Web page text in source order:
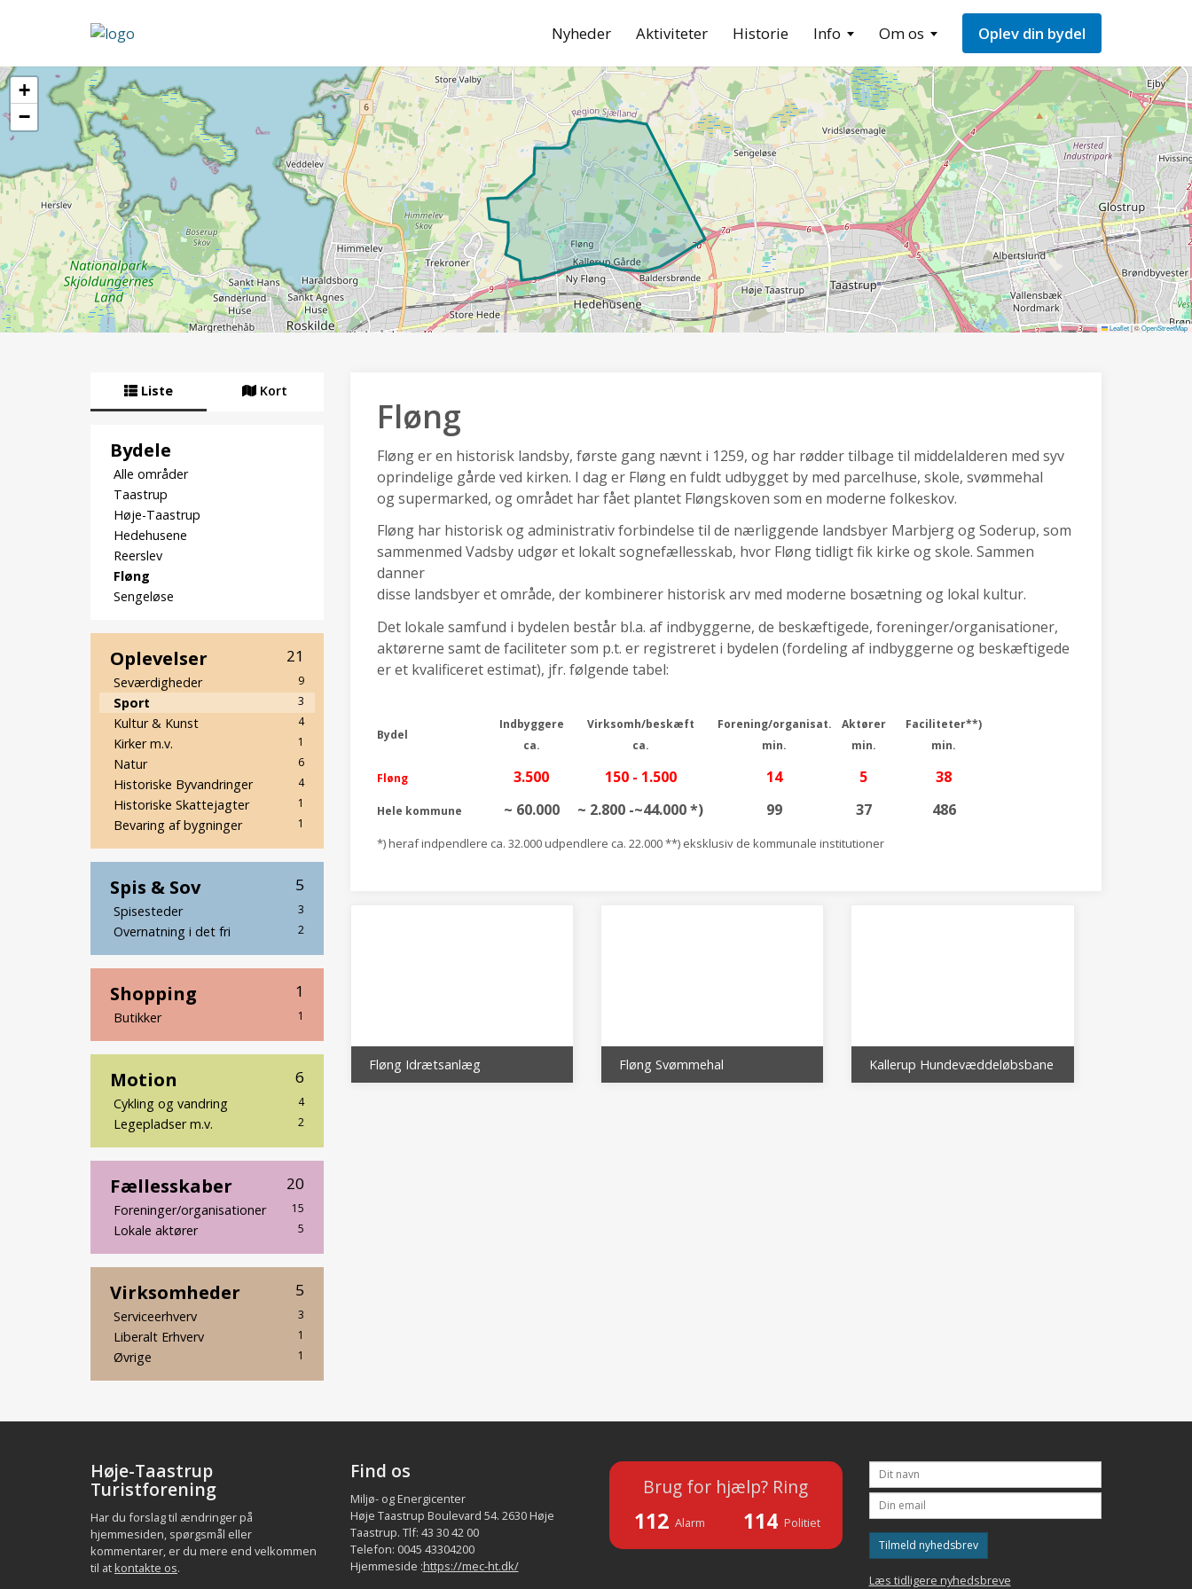
Nyheder Aktiviteter Historie Info Om os Oplev din bydel
+
−
Leaflet|©OpenStreetMap
Liste Kort
Bydele
Alle områder
Taastrup
Høje-Taastrup
Hedehusene
Reerslev
Fløng
Sengeløse
21
Oplevelser
9
Seværdigheder
3
Sport
4
Kultur & Kunst
1
Kirker m.v.
6
Natur
4
Historiske Byvandringer
1
Historiske Skattejagter
1
Bevaring af bygninger
5
Spis & Sov
3
Spisesteder
2
Overnatning i det fri
1
Shopping
1
Butikker
6
Motion
4
Cykling og vandring
2
Legepladser m.v.
20
Fællesskaber
15
Foreninger/organisationer
5
Lokale aktører
5
Virksomheder
3
Serviceerhverv
1
Liberalt Erhverv
1
Øvrige
Fløng
Fløng er en historisk landsby, første gang nævnt i 1259, og har rødder tilbage til middelalderen med syv
oprindelige gårde ved kirken. I dag er Fløng en fuldt udbygget by med parcelhuse, skole, svømmehal
og supermarked, og området har fået plantet Fløngskoven som en moderne folkeskov.
Fløng har historisk og administrativ forbindelse til de nærliggende landsbyer Marbjerg og Soderup, som
sammenmed Vadsby udgør et lokalt sognefællesskab, hvor Fløng tidligt fik kirke og skole. Sammen
danner
disse landsbyer et område, der kombinerer historisk arv med moderne bosætning og lokal kultur.
Det lokale samfund i bydelen består bl.a. af indbyggerne, de beskæftigede, foreninger/organisationer,
aktørerne samt de faciliteter som p.t. er registreret i bydelen (fordeling af indbyggerne og beskæftigede
er et kvalificeret estimat), jfr. følgende tabel:
Bydel
Indbyggere
ca.
Virksomh/beskæft
ca.
Forening/organisat.
min.
Aktører
min.
Faciliteter**)
min.
Fløng 3.500 150 - 1.500 14 5 38
Hele kommune ~ 60.000 ~ 2.800 -~44.000 *) 99 37 486
*) heraf indpendlere ca. 32.000 udpendlere ca. 22.000 **) eksklusiv de kommunale institutioner
Fløng Idrætsanlæg Fløng Svømmehal Kallerup Hundevæddeløbsbane
Høje-Taastrup
Turistforening
Har du forslag til ændringer på
hjemmesiden, spørgsmål eller
kommentarer, er du mere end velkommen
til at kontakte os.
Find os
Miljø- og Energicenter
Høje Taastrup Boulevard 54. 2630 Høje
Taastrup. Tlf: 43 30 42 00
Telefon: 0045 43304200
Hjemmeside :https://mec-ht.dk/
Brug for hjælp? Ring
112 Alarm 114 Politiet
Tilmeld nyhedsbrev
Læs tidligere nyhedsbreve